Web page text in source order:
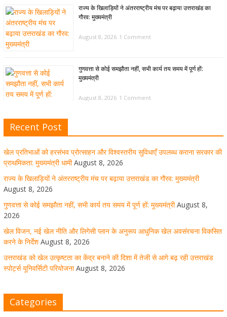
राज्य के खिलाड़ियों ने अंतरराष्ट्रीय मंच पर बढ़ाया उत्तराखंड का
गौरव: मुख्यमंत्री
August 8, 2026 1 Comment
गुणवत्ता से कोई समझौता नहीं, सभी कार्य तय समय में पूर्ण हों:
मुख्यमंत्री
August 8, 2026 1 Comment
अवसंरचना विकसित करने के निर्देश
August 8, 2026 1 Comment
उत्तराखंड को खेल उत्कृष्टता का केंद्र बनाने की दिशा में तेजी से आगे
बढ़ रही उत्तराखंड स्पोर्ट्स यूनिवर्सिटी परियोजना
August 8, 2026 1 Comment
मुख्य सचिव ने कहा- कौशल विकास से संबंधित सभी विभाग एक
Recent Post
खेल प्रतिभाओं को हरसंभव प्रोत्साहन और विश्वस्तरीय सुविधाएँ उपलब्ध कराना सरकार की
प्राथमिकता: मुख्यमंत्री धामी August 8, 2026
राज्य के खिलाड़ियों ने अंतरराष्ट्रीय मंच पर बढ़ाया उत्तराखंड का गौरव: मुख्यमंत्री
August 8, 2026
गुणवत्ता से कोई समझौता नहीं, सभी कार्य तय समय में पूर्ण हों: मुख्यमंत्री August 8,
2026
खेल विजन, नई खेल नीति और लिगेसी प्लान के अनुरूप आधुनिक खेल अवसंरचना विकसित
करने के निर्देश August 8, 2026
उत्तराखंड को खेल उत्कृष्टता का केंद्र बनाने की दिशा में तेजी से आगे बढ़ रही उत्तराखंड
स्पोर्ट्स यूनिवर्सिटी परियोजना August 8, 2026
Categories